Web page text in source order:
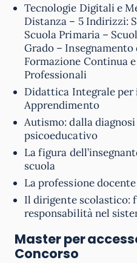
Tecnologie Digitali e
Distanza – 5 Indirizzi:
Scuola Primaria –
Grado – Insegnamento
Formazione Continua
Professionali
Didattica Integrale
Apprendimento
Autismo: dalla
psicoeducativo
La figura
scuola
La professione
Il dirigente scolastico:
responsabilità nel
Master per
Concorso